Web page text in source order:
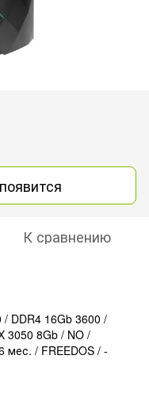
К сравнению
DDR4 16Gb 3600 /
3050 8Gb / NO /
мес. / FREEDOS / -